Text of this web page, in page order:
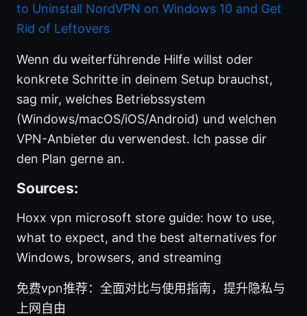
to Uninstall NordVPN on Windows 10 and Get
Rid of Leftovers
Wenn du weiterführende Hilfe willst oder
konkrete Schritte in deinem Setup brauchst,
sag mir, welches Betriebssystem
(Windows/macOS/iOS/Android) und welchen
VPN-Anbieter du verwendest. Ich passe dir
den Plan gerne an.
Sources:
Hoxx vpn microsoft store guide: how to use,
what to expect, and the best alternatives for
Windows, browsers, and streaming
免费vpn推荐：全面对比与使用指南，提升隐私与
上网自由